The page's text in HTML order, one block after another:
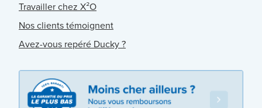
Travailler chez X²O
Nos clients témoignent
Avez-vous repéré Ducky ?